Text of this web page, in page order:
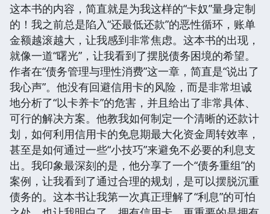
这本书的内容，简直就是为我这样的“卡奴”量身定制
的！我之前总是陷入“还最低还款”的恶性循环，账单
金额越滚越大，让我感到非常焦虑。这本书的出现，
就像一道“曙光”，让我看到了摆脱债务困境的希望。
作者在“债务管理与理性消费”这一章，简直是“说出了
我心声”。他没有回避信用卡的风险，而是非常坦诚
地分析了“以卡养卡”的危害，并且给出了非常具体、
可行的解决方案。他教我如何制定一个清晰的还款计
划，如何利用信用卡的免息期最大化资金周转效率，
甚至是如何通过一些“小技巧”来避免不必要的利息支
出。我印象最深刻的是，他分享了一个“债务重组”的
案例，让我看到了通过合理的规划，是可以摆脱沉重
债务的。这本书让我第一次真正理解了“利息”的可怕